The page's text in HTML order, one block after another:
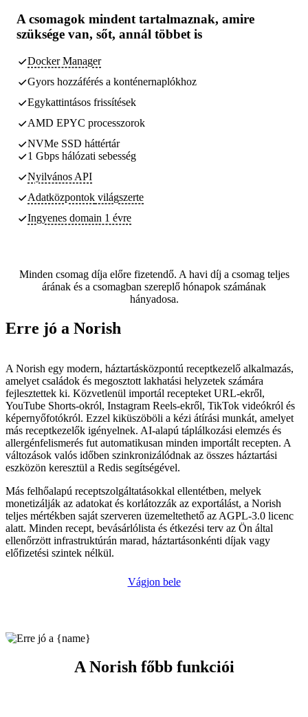
A csomagok mindent tartalmaznak, amire
szüksége van, sőt, annál többet is
Docker Manager
Gyors hozzáférés a konténernaplókhoz
Egykattintásos frissítések
AMD EPYC processzorok
NVMe SSD háttértár
1 Gbps hálózati sebesség
Nyilvános API
Adatközpontok világszerte
Ingyenes domain 1 évre
Minden csomag díja előre fizetendő. A havi díj a csomag teljes
árának és a csomagban szereplő hónapok számának
hányadosa.
Erre jó a Norish
A Norish egy modern, háztartásközpontú receptkezelő alkalmazás,
amelyet családok és megosztott lakhatási helyzetek számára
fejlesztettek ki. Közvetlenül importál recepteket URL-ekről,
YouTube Shorts-okról, Instagram Reels-ekről, TikTok videókról és
képernyőfotókról. Ezzel kiküszöböli a kézi átírási munkát, amelyet
más receptkezelők igényelnek. AI-alapú táplálkozási elemzés és
allergénfelismerés fut automatikusan minden importált recepten. A
változások valós időben szinkronizálódnak az összes háztartási
eszközön keresztül a Redis segítségével.
Más felhőalapú receptszolgáltatásokkal ellentétben, melyek
monetizálják az adatokat és korlátozzák az exportálást, a Norish
teljes mértékben saját szerveren üzemeltethető az AGPL-3.0 licenc
alatt. Minden recept, bevásárlólista és étkezési terv az Ön által
ellenőrzött infrastruktúrán marad, háztartásonkénti díjak vagy
előfizetési szintek nélkül.
Vágjon bele
A Norish főbb funkciói